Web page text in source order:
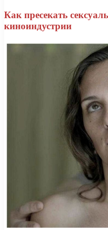
Как пресекать
киноиндустрии